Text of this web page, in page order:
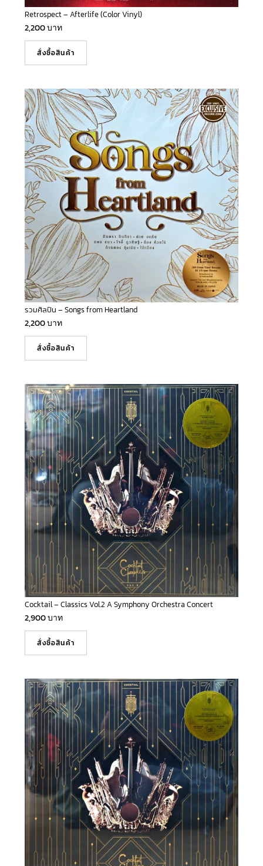
Retrospect – Afterlife (Color Vinyl)
2,200บาท
สั่งซื้อสินค้า
รวมศิลปิน – Songs from Heartland
2,200บาท
สั่งซื้อสินค้า
Cocktail – Classics Vol.2 A Symphony Orchestra Concert
2,900บาท
สั่งซื้อสินค้า